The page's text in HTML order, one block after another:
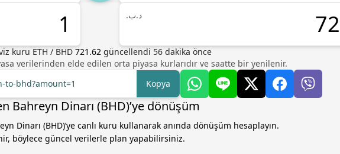
.د.ب
kuru ETH / BHD 721.62 güncellendi 56 dakika önce
verilerinden elde edilen orta piyasa kurlarıdır ve saatte bir yenilenir.
bhd?amount=1
Kopya
Bahreyn Dinarı (BHD)’ye dönüşüm
Dinarı (BHD)’ye canlı kuru kullanarak anında dönüşüm hesaplayın.
böylece güncel verilerle plan yapabilirsiniz.